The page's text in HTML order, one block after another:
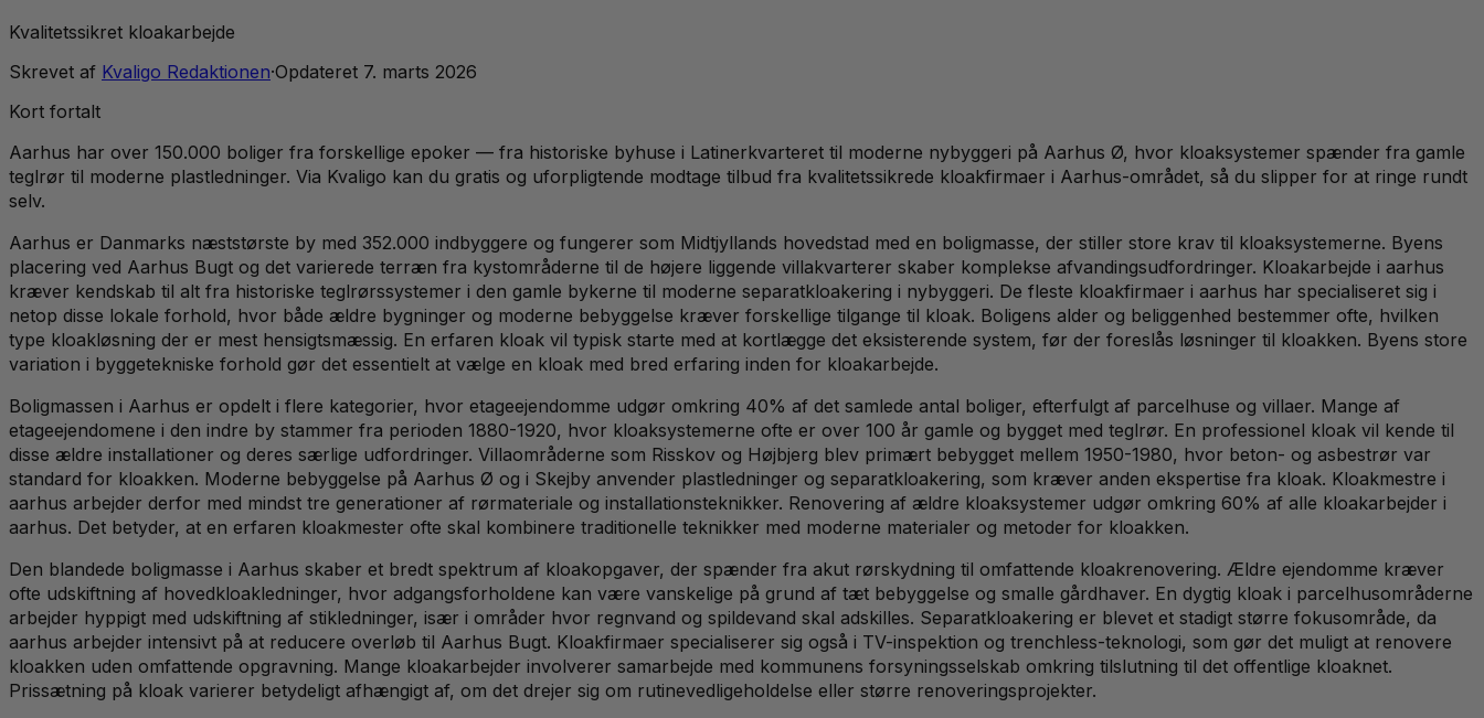
Kvalitetssikret kloakarbejde
Skrevet af Kvaligo Redaktionen·Opdateret 7. marts 2026
Kort fortalt
Aarhus har over 150.000 boliger fra forskellige epoker — fra historiske byhuse i Latinerkvarteret til moderne nybyggeri på Aarhus Ø, hvor kloaksystemer spænder fra gamle
teglrør til moderne plastledninger. Via Kvaligo kan du gratis og uforpligtende modtage tilbud fra kvalitetssikrede kloakfirmaer i Aarhus-området, så du slipper for at ringe rundt
selv.
Aarhus er Danmarks næststørste by med 352.000 indbyggere og fungerer som Midtjyllands hovedstad med en boligmasse, der stiller store krav til kloaksystemerne. Byens
placering ved Aarhus Bugt og det varierede terræn fra kystområderne til de højere liggende villakvarterer skaber komplekse afvandingsudfordringer. Kloakarbejde i aarhus
kræver kendskab til alt fra historiske teglrørssystemer i den gamle bykerne til moderne separatkloakering i nybyggeri. De fleste kloakfirmaer i aarhus har specialiseret sig i
netop disse lokale forhold, hvor både ældre bygninger og moderne bebyggelse kræver forskellige tilgange til kloak. Boligens alder og beliggenhed bestemmer ofte, hvilken
type kloakløsning der er mest hensigtsmæssig. En erfaren kloak vil typisk starte med at kortlægge det eksisterende system, før der foreslås løsninger til kloakken. Byens store
variation i byggetekniske forhold gør det essentielt at vælge en kloak med bred erfaring inden for kloakarbejde.
Boligmassen i Aarhus er opdelt i flere kategorier, hvor etageejendomme udgør omkring 40% af det samlede antal boliger, efterfulgt af parcelhuse og villaer. Mange af
etageejendomene i den indre by stammer fra perioden 1880-1920, hvor kloaksystemerne ofte er over 100 år gamle og bygget med teglrør. En professionel kloak vil kende til
disse ældre installationer og deres særlige udfordringer. Villaområderne som Risskov og Højbjerg blev primært bebygget mellem 1950-1980, hvor beton- og asbestrør var
standard for kloakken. Moderne bebyggelse på Aarhus Ø og i Skejby anvender plastledninger og separatkloakering, som kræver anden ekspertise fra kloak. Kloakmestre i
aarhus arbejder derfor med mindst tre generationer af rørmateriale og installationsteknikker. Renovering af ældre kloaksystemer udgør omkring 60% af alle kloakarbejder i
aarhus. Det betyder, at en erfaren kloakmester ofte skal kombinere traditionelle teknikker med moderne materialer og metoder for kloakken.
Den blandede boligmasse i Aarhus skaber et bredt spektrum af kloakopgaver, der spænder fra akut rørskydning til omfattende kloakrenovering. Ældre ejendomme kræver
ofte udskiftning af hovedkloakledninger, hvor adgangsforholdene kan være vanskelige på grund af tæt bebyggelse og smalle gårdhaver. En dygtig kloak i parcelhusområderne
arbejder hyppigt med udskiftning af stikledninger, især i områder hvor regnvand og spildevand skal adskilles. Separatkloakering er blevet et stadigt større fokusområde, da
aarhus arbejder intensivt på at reducere overløb til Aarhus Bugt. Kloakfirmaer specialiserer sig også i TV-inspektion og trenchless-teknologi, som gør det muligt at renovere
kloakken uden omfattende opgravning. Mange kloakarbejder involverer samarbejde med kommunens forsyningsselskab omkring tilslutning til det offentlige kloaknet.
Prissætning på kloak varierer betydeligt afhængigt af, om det drejer sig om rutinevedligeholdelse eller større renoveringsprojekter.